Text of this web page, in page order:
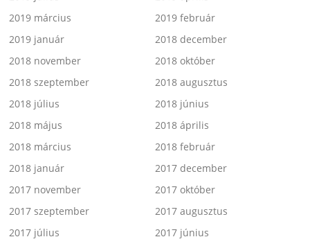
2019 március
2019 február
2019 január
2018 december
2018 november
2018 október
2018 szeptember
2018 augusztus
2018 július
2018 június
2018 május
2018 április
2018 március
2018 február
2018 január
2017 december
2017 november
2017 október
2017 szeptember
2017 augusztus
2017 július
2017 június